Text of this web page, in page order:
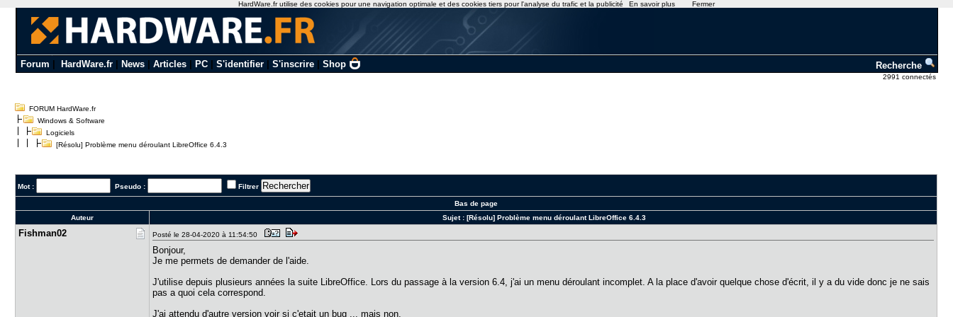
Forum HardWare.fr| News| Articles| PC| S'identifier| S'inscrire| Shop Recherche
2991 connectés
FORUM HardWare.fr
Windows & Software
Logiciels
[Résolu] Problème menu déroulant LibreOffice 6.4.3
Mot : Pseudo : Filtrer
Bas de page
Auteur
Sujet :[Résolu] Problème menu déroulant LibreOffice 6.4.3
Fishman02 Posté le 28-04-2020 à 11:54:50
Bonjour,
Je me permets de demander de l'aide.
J'utilise depuis plusieurs années la suite LibreOffice. Lors du passage à la version 6.4, j'ai un menu déroulant incomplet. A la place d'avoir quelque chose d'écrit, il y a du vide donc je ne sais
pas a quoi cela correspond.
J'ai attendu d'autre version voir si c'etait un bug ... mais non.
HardWare.fr utilise des cookies pour une navigation optimale et des cookies tiers pour l'analyse du trafic et la publicité En savoir plus Fermer